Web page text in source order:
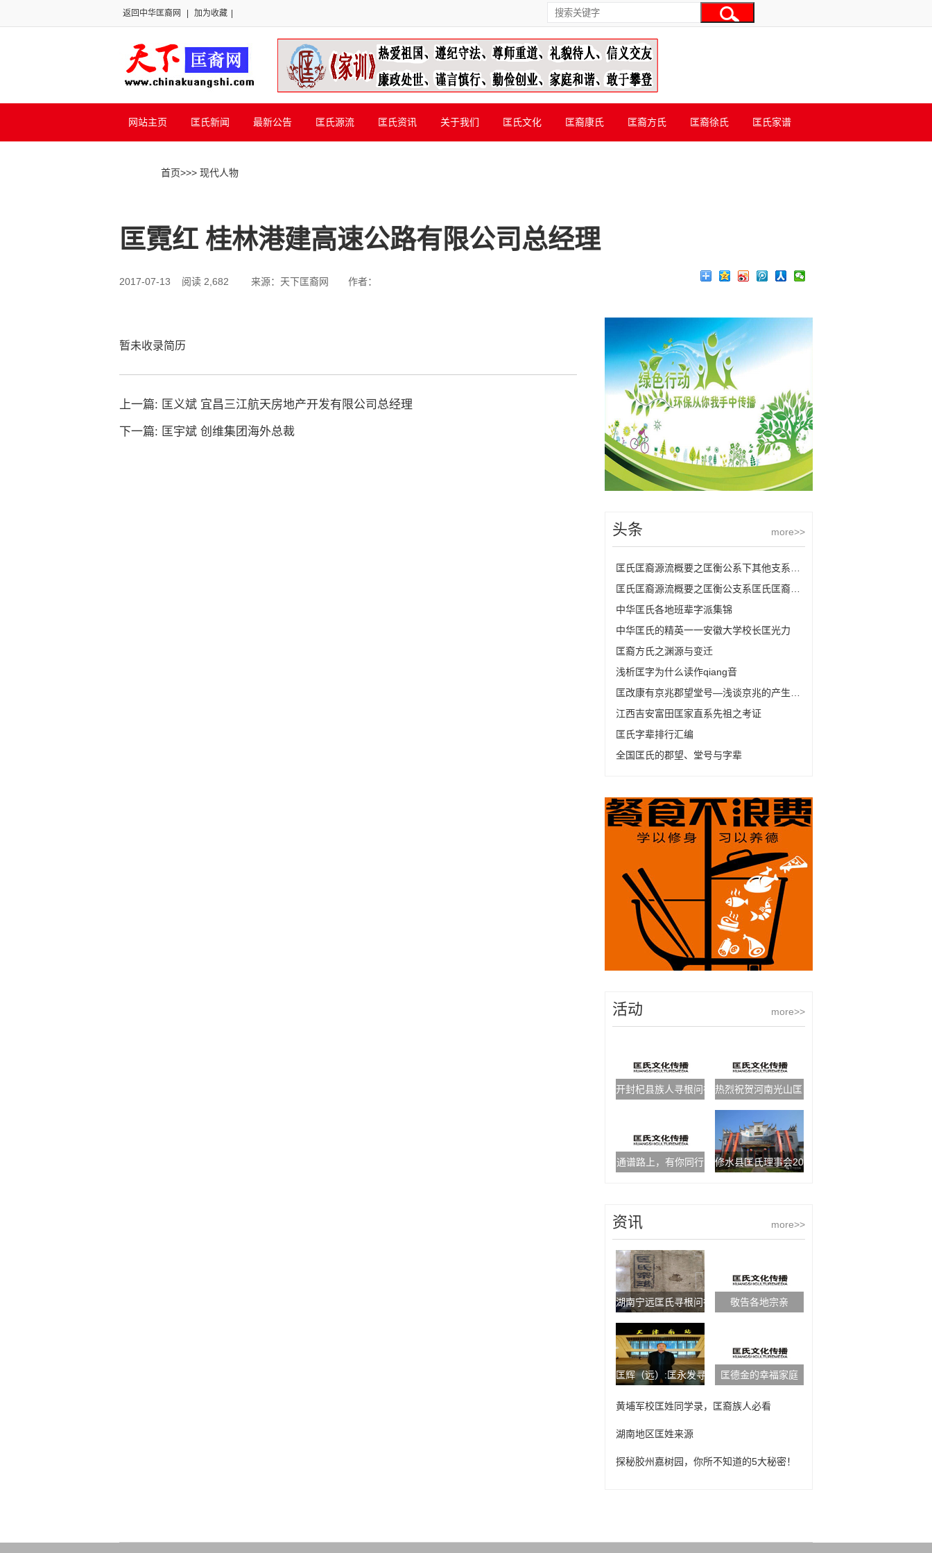
返回中华匡裔网 加为收藏
网站主页 匡氏新闻 最新公告 匡氏源流 匡氏资讯 关于我们 匡氏文化 匡裔康氏 匡裔方氏 匡裔徐氏 匡氏家谱
首页>>> 现代人物
匡霓红 桂林港建高速公路有限公司总经理
2017-07-13 阅读 2,682 来源：天下匡裔网 作者：
暂未收录简历
上一篇: 匡义斌 宜昌三江航天房地产开发有限公司总经理
下一篇: 匡宇斌 创维集团海外总裁
more>>
头条
中华匡氏各地班辈字派集锦
中华匡氏的精英一一安徽大学校长匡光力
匡裔方氏之渊源与变迁
浅析匡字为什么读作qiang音
江西吉安富田匡家直系先祖之考证
匡氏字辈排行汇编
全国匡氏的郡望、堂号与字辈
more>>
活动
开封杞县族人寻根问祖 热烈祝贺河南光山匡氏宗谱隆重发行
通谱路上，有你同行 修水县匡氏理事会2020年度高考优秀学子颁奖大会
more>>
资讯
湖南宁远匡氏寻根问祖 敬告各地宗亲
匡辉（远）:匡永发寻根问祖取得重大成果
匡德金的幸福家庭
黄埔军校匡姓同学录，匡裔族人必看
湖南地区匡姓来源
探秘胶州嘉树园，你所不知道的5大秘密！